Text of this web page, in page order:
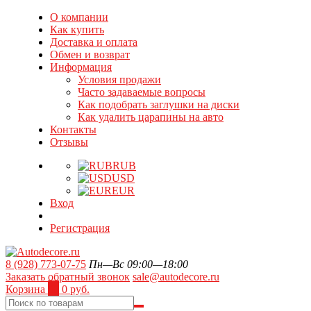
О компании
Как купить
Доставка и оплата
Обмен и возврат
Информация
Условия продажи
Часто задаваемые вопросы
Как подобрать заглушки на диски
Как удалить царапины на авто
Контакты
Отзывы
RUB
USD
EUR
Вход
Регистрация
8 (928) 773-07-75 Пн—Вс 09:00—18:00
Заказать обратный звонок sale@autodecore.ru
Корзина
0 руб.